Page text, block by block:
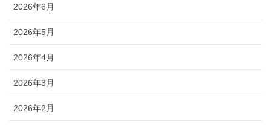
2026年6月
2026年5月
2026年4月
2026年3月
2026年2月